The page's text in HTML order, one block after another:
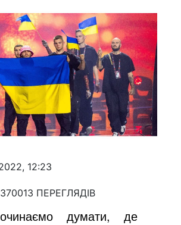
12:23
370013 ПЕРЕГЛЯДІВ
думати, де